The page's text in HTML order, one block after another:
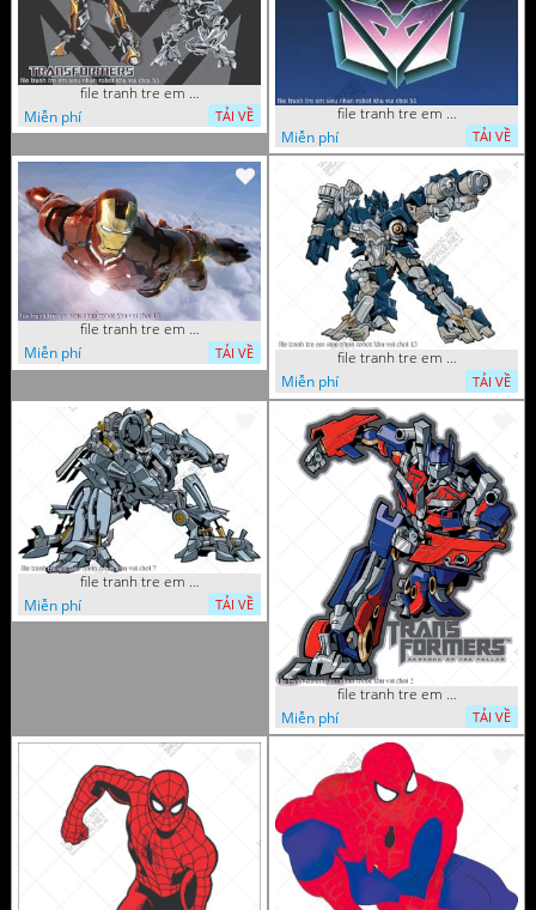
file tranh tre em sieu nhan robot khu vui choi 55
Miễn phí
TẢI VỀ
file tranh tre em sieu nhan robot khu vui choi 51
Miễn phí
TẢI VỀ
file tranh tre em sieu nhan robot khu vui choi 18
Miễn phí
TẢI VỀ
file tranh tre em sieu nhan robot khu vui choi 13
Miễn phí
TẢI VỀ
file tranh tre em sieu nhan robot khu vui choi 7
Miễn phí
TẢI VỀ
file tranh tre em sieu nhan robot khu vui choi 2
Miễn phí
TẢI VỀ